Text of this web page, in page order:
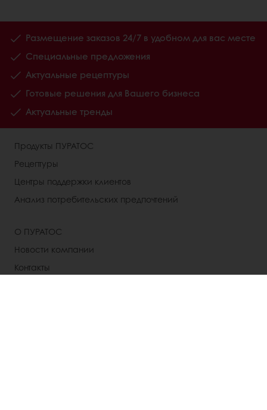
Размещение заказов 24/7 в удобном для вас месте
Специальные предложения
Актуальные рецептуры
Готовые решения для Вашего бизнеса
Актуальные тренды
Продукты ПУРАТОС
Рецептуры
Центры поддержки клиентов
Анализ потребительских предпочтений
О ПУРАТОС
Новости компании
Контакты